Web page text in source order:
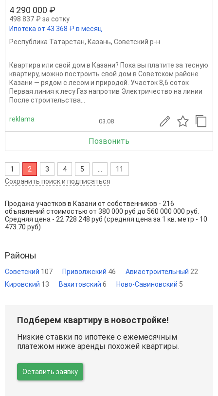
4 290 000 ₽
498 837 ₽ за сотку
Ипотека от 43 368 ₽ в месяц
Республика Татарстан, Казань, Советский р-н
Квартира или свой дом в Казани? Пока вы платите за тесную
квартиру, можно построить свой дом в Советском районе
Казани — рядом с лесом и природой. Участок 8,6 соток
Первая линия к лесу Газ напротив Электричество на линии
После строительства...
reklama 03.08
Позвонить
1 2 3 4 5
11
Сохранить поиск и подписаться
Продажа участков в Казани от собственников - 216
объявлений стоимостью от 380 000 руб до 560 000 000 руб.
Средняя цена - 22 728 248 руб (средняя цена за 1 кв. метр - 10
473.70 руб)
Районы
Советский 107 Приволжский 46 Авиастроительный 22
Кировский 13 Вахитовский 6 Ново-Савиновский 5
Подберем квартиру в новостройке!
Низкие ставки по ипотеке с ежемесячным
платежом ниже аренды похожей квартиры.
Оставить заявку